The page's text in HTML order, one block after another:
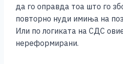
да го оправда тоа што го
повторно нуди имиња на
Или по логиката на СДС
нереформирани.